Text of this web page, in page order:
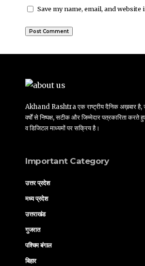
Save my name, email, and
Akhand Rashtra एक राष्ट्रीय दैनिक अख़बार है,
वर्षों से निष्पक्ष, सटीक और जिम्मेदार पत्रकारिता करते
व डिजिटल माध्यमों पर सक्रिय है।
Important Category
उत्तर प्रदेश
मध्य प्रदेश
उत्तराखंड
गुजरात
पश्चिम बंगाल
बिहार